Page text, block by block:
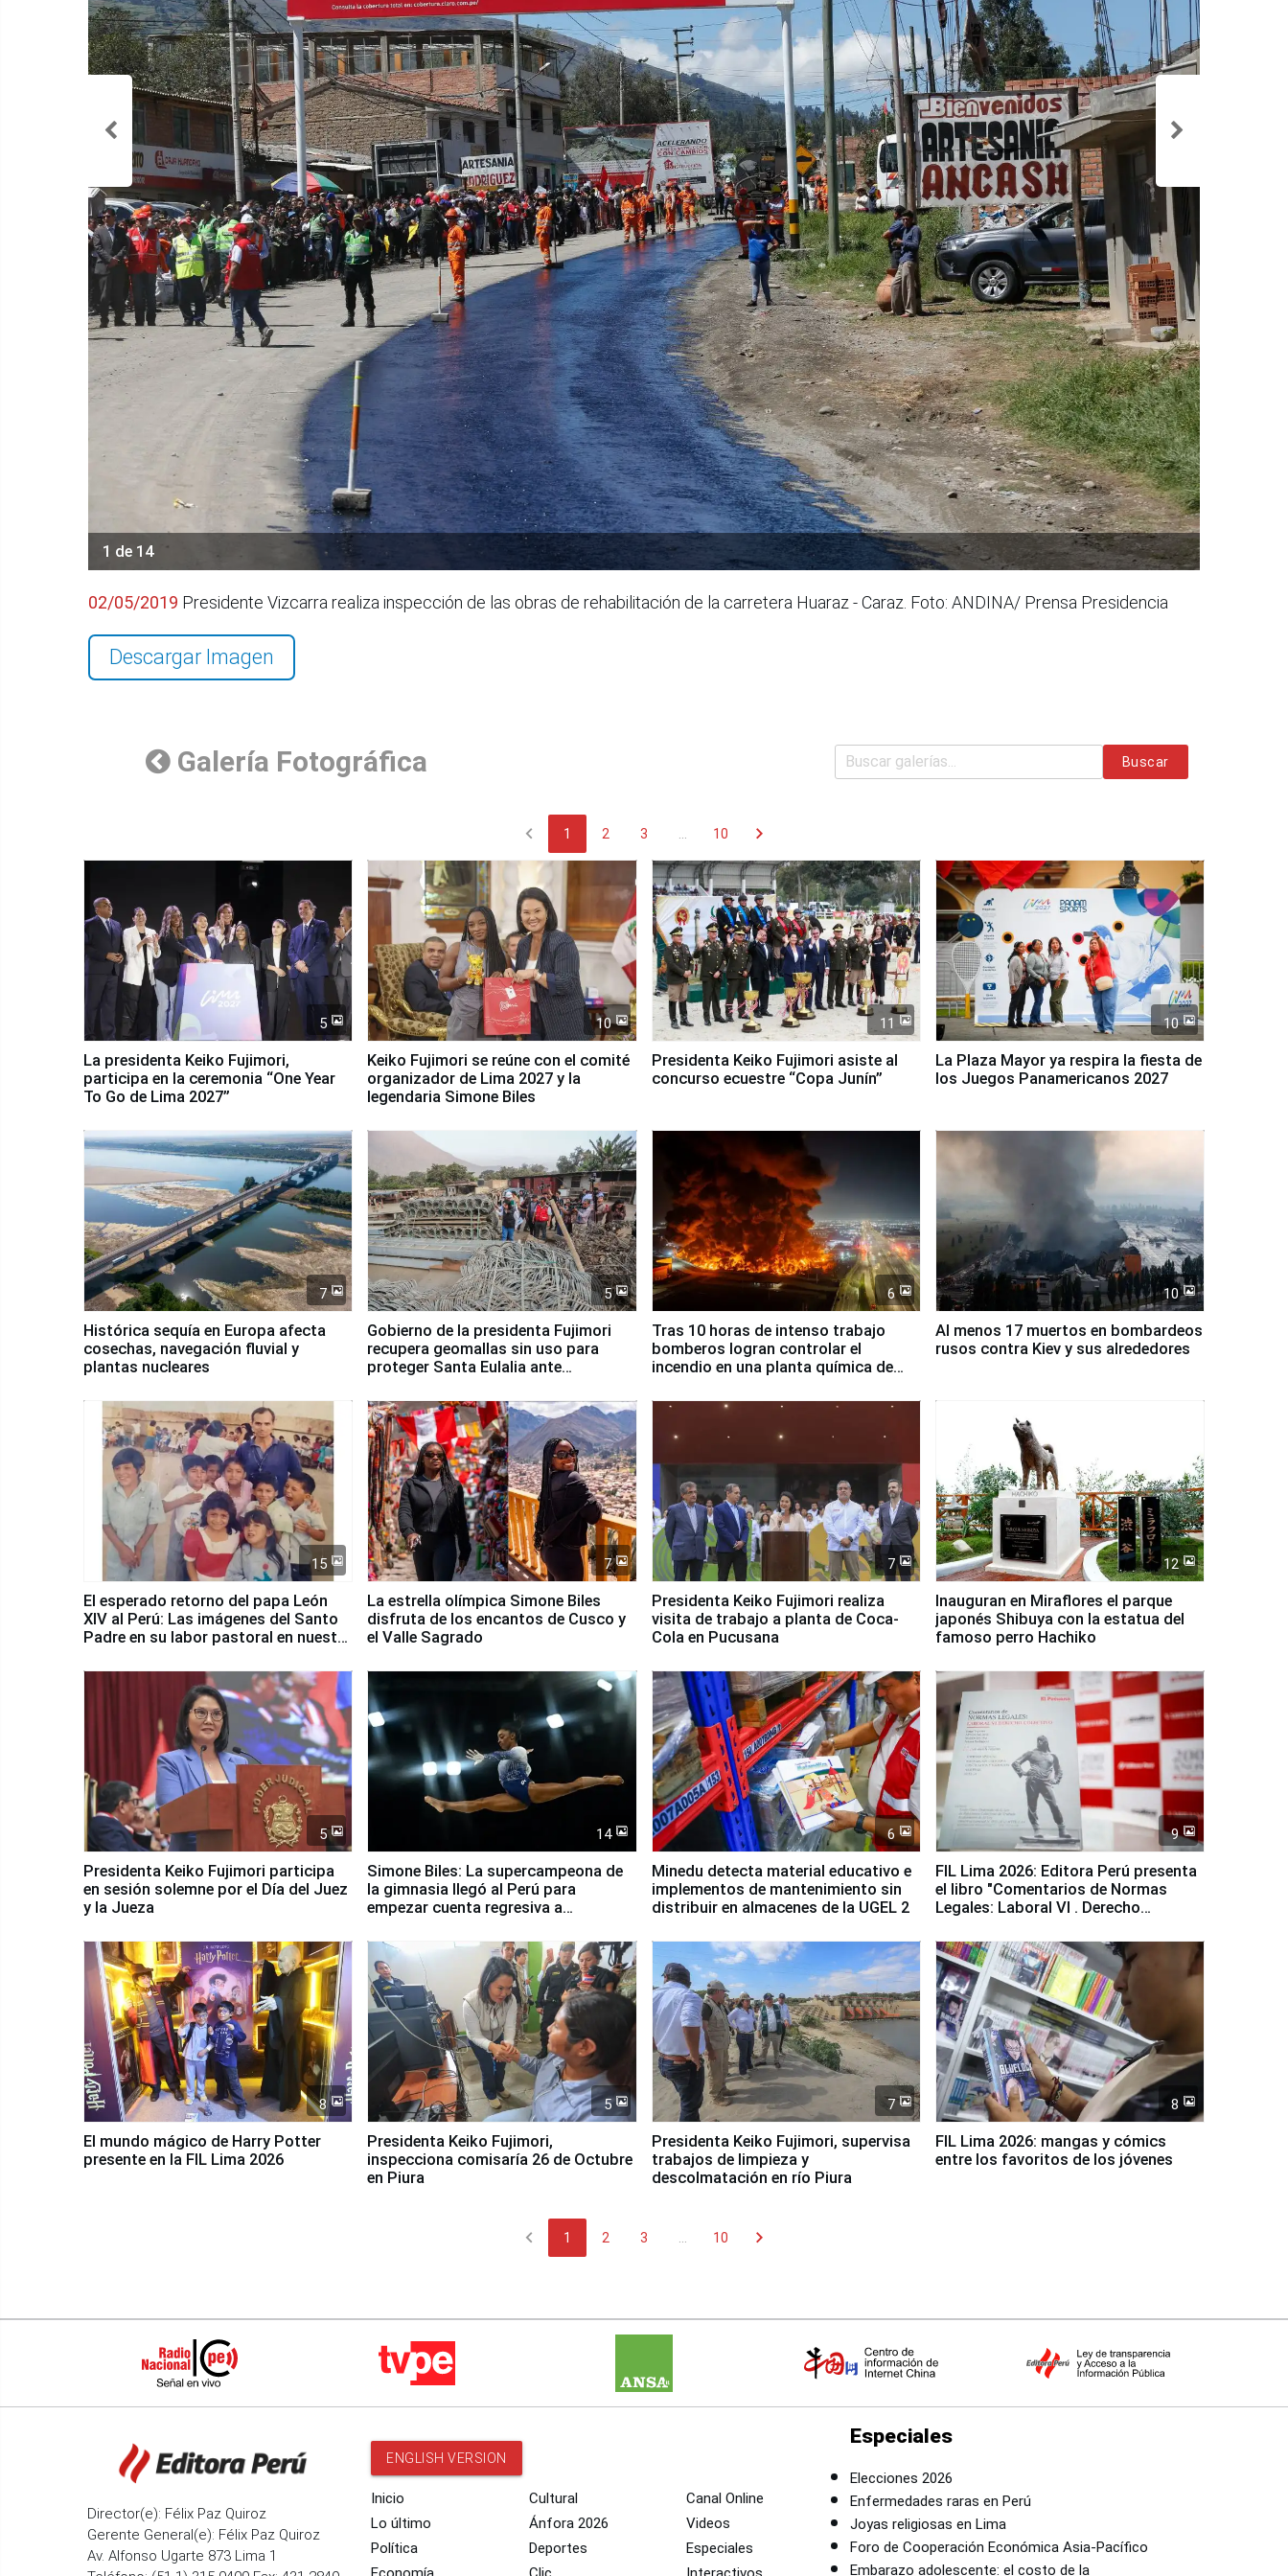
1 de 14
02/05/2019 Presidente Vizcarra realiza inspección de las obras de rehabilitación de la carretera Huaraz - Caraz. Foto: ANDINA/ Prensa Presidencia
Descargar Imagen
Galería Fotográfica Buscar
chevron_left 1 2 3 10 chevron_right
5
La presidenta Keiko Fujimori,
participa en la ceremonia “One Year
To Go de Lima 2027”
10
Keiko Fujimori se reúne con el comité
organizador de Lima 2027 y la
legendaria Simone Biles
11
Presidenta Keiko Fujimori asiste al
concurso ecuestre “Copa Junín”
10
La Plaza Mayor ya respira la fiesta de
los Juegos Panamericanos 2027
7
Histórica sequía en Europa afecta
cosechas, navegación fluvial y
plantas nucleares
5
Gobierno de la presidenta Fujimori
recupera geomallas sin uso para
proteger Santa Eulalia ante
6
Tras 10 horas de intenso trabajo
bomberos logran controlar el
incendio en una planta química de
10
Al menos 17 muertos en bombardeos
rusos contra Kiev y sus alrededores
15
El esperado retorno del papa León
XIV al Perú: Las imágenes del Santo
Padre en su labor pastoral en nuestro
7
La estrella olímpica Simone Biles
disfruta de los encantos de Cusco y
el Valle Sagrado
7
Presidenta Keiko Fujimori realiza
visita de trabajo a planta de Coca-
Cola en Pucusana
12
Inauguran en Miraflores el parque
japonés Shibuya con la estatua del
famoso perro Hachiko
5
Presidenta Keiko Fujimori participa
en sesión solemne por el Día del Juez
y la Jueza
14
Simone Biles: La supercampeona de
la gimnasia llegó al Perú para
empezar cuenta regresiva a
6
Minedu detecta material educativo e
implementos de mantenimiento sin
distribuir en almacenes de la UGEL 2
9
FIL Lima 2026: Editora Perú presenta
el libro "Comentarios de Normas
Legales: Laboral Vl . Derecho
8
El mundo mágico de Harry Potter
presente en la FIL Lima 2026
5
Presidenta Keiko Fujimori,
inspecciona comisaría 26 de Octubre
en Piura
7
Presidenta Keiko Fujimori, supervisa
trabajos de limpieza y
descolmatación en río Piura
8
FIL Lima 2026: mangas y cómics
entre los favoritos de los jóvenes
chevron_left 1 2 3 10 chevron_right
Director(e): Félix Paz Quiroz
Gerente General(e): Félix Paz Quiroz
Av. Alfonso Ugarte 873 Lima 1
ENGLISH VERSION
Inicio
Lo último
Política
Cultural
Ánfora 2026
Deportes
Canal Online
Videos
Especiales
Especiales
Elecciones 2026
Enfermedades raras en Perú
Joyas religiosas en Lima
Foro de Cooperación Económica Asia-Pacífico
Embarazo adolescente: el costo de la